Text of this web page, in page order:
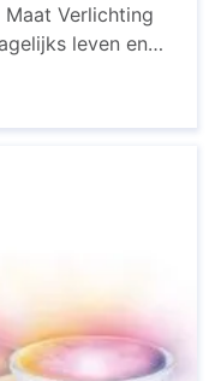
Verlichting
leven en
slimme
om